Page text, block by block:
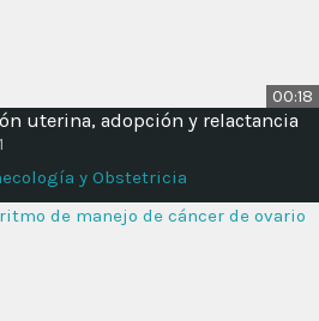
00:18
uterina, adopción y relactancia
y Obstetricia